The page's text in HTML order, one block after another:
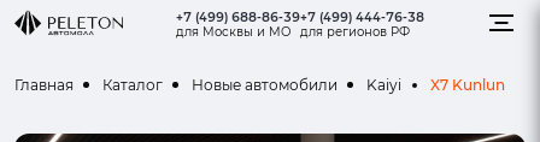
+7 (499) 688-86-39
для Москвы и МО
+7 (499) 444-76-38
для регионов РФ
Главная Каталог Новые автомобили Kaiyi X7 Kunlun